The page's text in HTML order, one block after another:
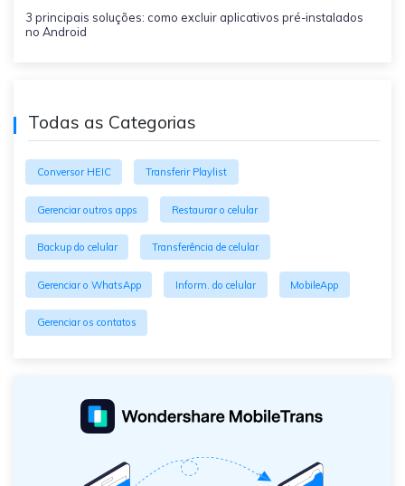
3 principais soluções: como excluir aplicativos pré-instalados
no Android
Todas as Categorias
Conversor HEIC Transferir Playlist
Gerenciar outros apps Restaurar o celular
Backup do celular Transferência de celular
Gerenciar o WhatsApp Inform. do celular MobileApp
Gerenciar os contatos